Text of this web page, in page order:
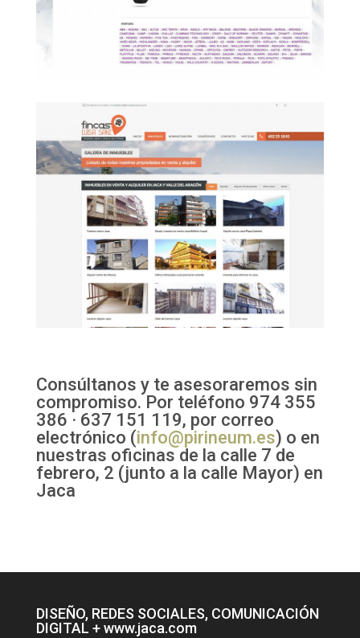
Consúltanos y te asesoraremos sin
compromiso. Por teléfono 974 355
386 · 637 151 119, por correo
electrónico (info@pirineum.es) o en
nuestras oficinas de la calle 7 de
febrero, 2 (junto a la calle Mayor) en
Jaca
DISEÑO, REDES SOCIALES, COMUNICACIÓN
DIGITAL + www.jaca.com